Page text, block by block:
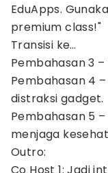
EduApps.
premium class!"
Transisi ke…
Pembahasan 3
Pembahasan 4
distraksi gadget.
Pembahasan 5
menjaga
Outro: